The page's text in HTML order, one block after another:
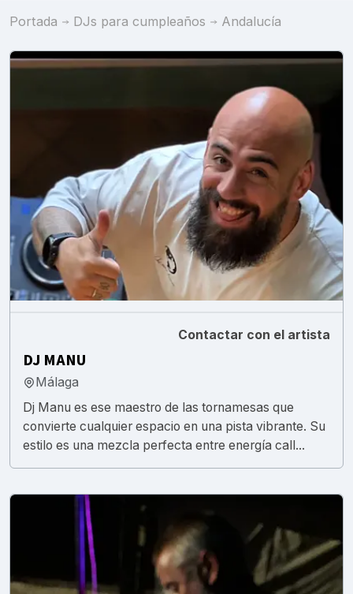
Portada DJs para cumpleaños Andalucía
Contactar con el artista
DJ MANU
Málaga
Dj Manu es ese maestro de las tornamesas que
convierte cualquier espacio en una pista vibrante. Su
estilo es una mezcla perfecta entre energía call...